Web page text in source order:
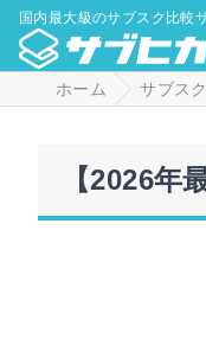
国内最大級のサブスク比較
ホーム サブス
【2026